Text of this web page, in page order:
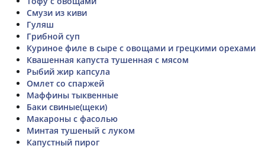
Смузи из киви
Гуляш
Грибной суп
Куриное филе в сыре с овощами и грецкими орехами
Квашенная капуста тушенная с мясом
Рыбий жир капсула
Омлет со спаржей
Маффины тыквенные
Баки свиные(щеки)
Макароны с фасолью
Минтая тушеный с луком
Капустный пирог